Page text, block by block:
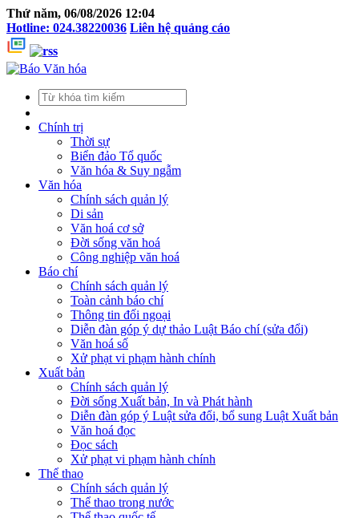
Thứ năm, 06/08/2026 12:04
Hotline: 024.38220036 Liên hệ quảng cáo
Chính trị
Thời sự
Biển đảo Tổ quốc
Văn hóa & Suy ngẫm
Văn hóa
Chính sách quản lý
Di sản
Văn hoá cơ sở
Đời sống văn hoá
Công nghiệp văn hoá
Báo chí
Chính sách quản lý
Toàn cảnh báo chí
Thông tin đối ngoại
Diễn đàn góp ý dự thảo Luật Báo chí (sửa đổi)
Văn hoá số
Xử phạt vi phạm hành chính
Xuất bản
Chính sách quản lý
Đời sống Xuất bản, In và Phát hành
Diễn đàn góp ý Luật sửa đổi, bổ sung Luật Xuất bản
Văn hoá đọc
Đọc sách
Xử phạt vi phạm hành chính
Thể thao
Chính sách quản lý
Thể thao trong nước